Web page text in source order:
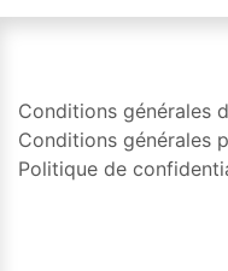
Conditions générales
Conditions générales
Politique de